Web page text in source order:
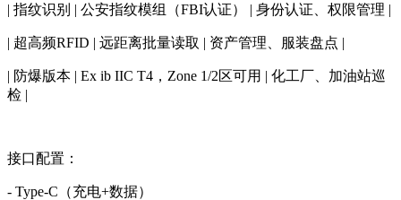
| 指纹识别 | 公安指纹模组（FBI认证） | 身份认证、权限管理 |
| 超高频RFID | 远距离批量读取 | 资产管理、服装盘点 |
| 防爆版本 | Ex ib IIC T4，Zone 1/2区可用 | 化工厂、加油站巡
检 |
接口配置：
- Type-C（充电+数据）